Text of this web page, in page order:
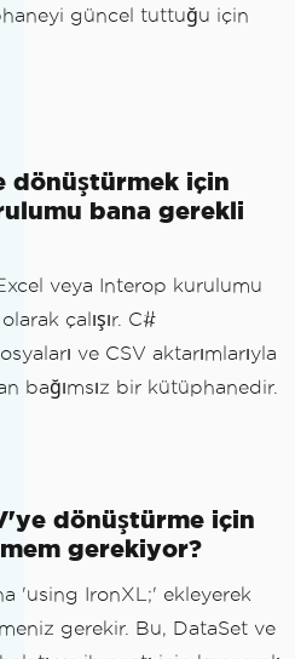
güncel tuttuğu için
dönüştürmek için
bana gerekli
veya Interop kurulumu
çalışır. C#
ve CSV aktarımlarıyla
bağımsız bir kütüphanedir.
dönüştürme için
gerekiyor?
'using IronXL;' ekleyerek
gerekir. Bu, DataSet ve